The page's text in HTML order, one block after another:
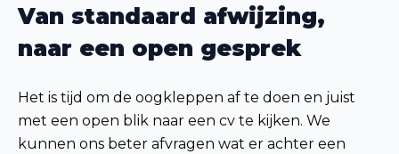
Van standaard afwijzing,
naar een open gesprek
Het is tijd om de oogkleppen af te doen en juist
met een open blik naar een cv te kijken. We
kunnen ons beter afvragen wat er achter een